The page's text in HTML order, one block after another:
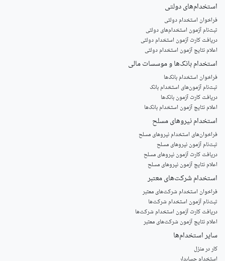
استخدام‌های دولتی
فراخوان استخدام دولتی
ثبت‌نام آزمون‌ استخدام‌های دولتی
دریافت کارت آزمون استخدام دولتی
اعلام نتایج آزمون استخدام دولتی
استخدام‌ بانک‌ها و موسسات مالی
فراخوان استخدام بانک‌ها
‌ثبت‌نام آزمون‌های استخدام بانک
دریافت کارت آزمون بانک‌ها
اعلام نتایج آزمون استخدام بانک‌ها
استخدام‌ نیروهای مسلح
‌فراخوان‌های استخدام‌ نیروهای مسلح
ثبت‌نام آزمون نیروهای مسلح
دریافت کارت آزمون نیروهای مسلح
اعلام نتایج آزمون نیروهای مسلح
استخدام‌ شرکت‌های معتبر
فراخوان استخدام شرکت‌های معتبر
ثبت‌نام آزمون استخدام شرکت‌ها
دریافت کارت آزمون استخدام شرکت‌ها
اعلام نتایج آزمون شرکت‌های معتبر
سایر استخدام‌ها
کار در منزل